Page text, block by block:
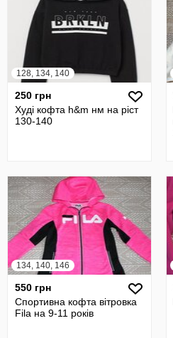
128, 134, 140
250 грн
Худі кофта h&m нм на ріст
130-140
134, 140, 146
550 грн
Спортивна кофта вітровка
Fila на 9-11 років